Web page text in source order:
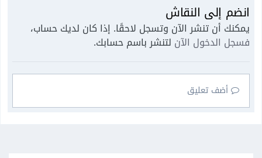
انضم إلى النقاش
يمكنك أن تنشر الآن وتسجل لاحقًا. إذا كان لديك حساب،
فسجل الدخول الآن لتنشر باسم حسابك.
أضف تعليق